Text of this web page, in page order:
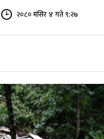
२०८० मंसिर ४ गते ९:२७